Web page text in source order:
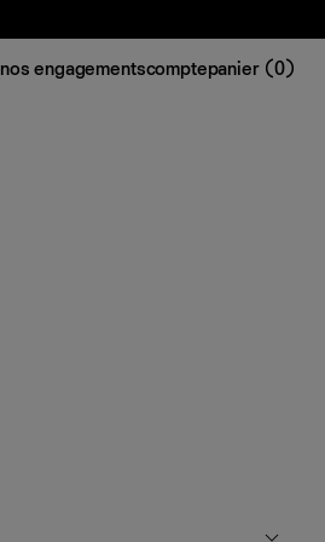
nos engagementscomptepanier (0)